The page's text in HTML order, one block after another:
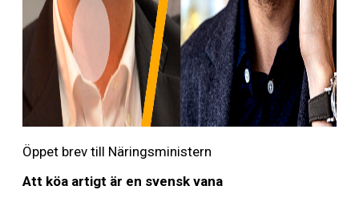
Öppet brev till Näringsministern
Att köa artigt är en svensk vana